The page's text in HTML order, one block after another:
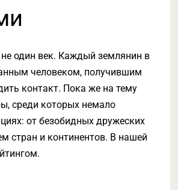
один век. Каждый землянин в
человеком, получившим
контакт. Пока же на тему
среди которых немало
от безобидных дружеских
стран и континентов. В нашей